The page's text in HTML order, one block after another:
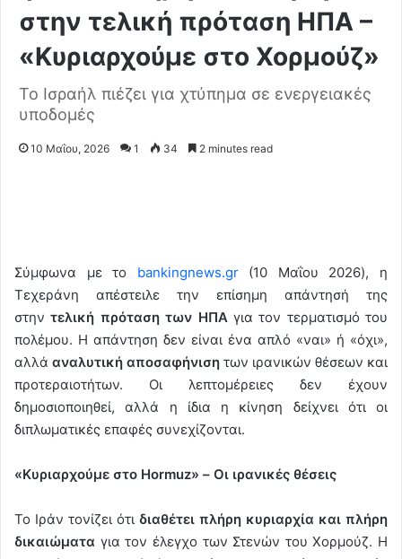
στην τελική πρόταση ΗΠΑ –
«Κυριαρχούμε στο Χορμούζ»
Το Ισραήλ πιέζει για χτύπημα σε ενεργειακές
υποδομές
10 Μαΐου, 2026 1 34 2 minutes read
Σύμφωνα με το bankingnews.gr(10 Μαΐου 2026), η
Τεχεράνη απέστειλε την επίσημη απάντησή της
στηντελική πρόταση των ΗΠΑ για τον τερματισμό του
πολέμου. Η απάντηση δεν είναι ένα απλό «ναι» ή «όχι»,
αλλά αναλυτική αποσαφήνιση των ιρανικών θέσεων και
προτεραιοτήτων. Οι λεπτομέρειες δεν έχουν
δημοσιοποιηθεί, αλλά η ίδια η κίνηση δείχνει ότι οι
διπλωματικές επαφές συνεχίζονται.
«Κυριαρχούμε στο Hormuz» – Οι ιρανικές θέσεις
Το Ιράν τονίζει ότι διαθέτει πλήρη κυριαρχία και πλήρη
δικαιώματα για τον έλεγχο των Στενών του Χορμούζ. Η